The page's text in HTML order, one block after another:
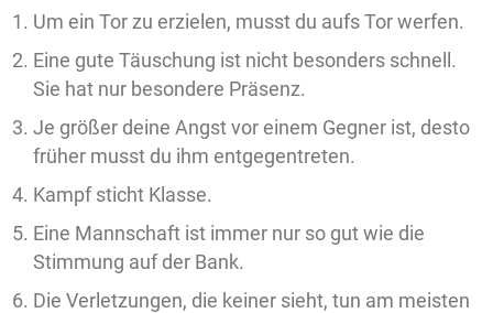
Um ein Tor zu erzielen, musst du aufs Tor werfen.
Eine gute Täuschung ist nicht besonders schnell.
Sie hat nur besondere Präsenz.
Je größer deine Angst vor einem Gegner ist, desto
früher musst du ihm entgegentreten.
Kampf sticht Klasse.
Eine Mannschaft ist immer nur so gut wie die
Stimmung auf der Bank.
Die Verletzungen, die keiner sieht, tun am meisten